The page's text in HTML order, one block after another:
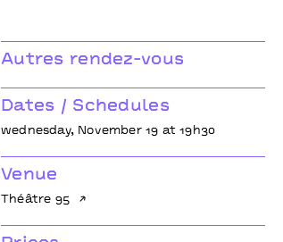
Autres rendez-vous
Dates / Schedules
wednesday, November 19 at 19h30
Venue
Théâtre 95